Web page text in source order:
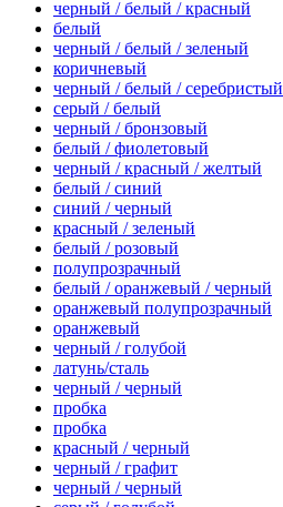
черный / белый / красный
белый
черный / белый / зеленый
коричневый
черный / белый / серебристый
серый / белый
черный / бронзовый
белый / фиолетовый
черный / красный / желтый
белый / синий
синий / черный
красный / зеленый
белый / розовый
полупрозрачный
белый / оранжевый / черный
оранжевый полупрозрачный
оранжевый
черный / голубой
латунь/сталь
черный / черный
пробка
пробка
красный / черный
черный / графит
черный / черный